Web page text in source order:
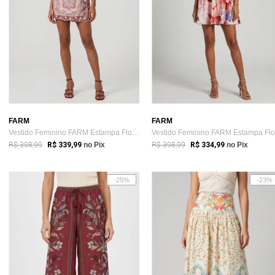
FARM
Vestido Feminino FARM Estampa Floral Rosa
R$ 398,99 R$ 339,99 no Pix
FARM
R$ 398,99 R$ 334,99 no Pix
-25% -23%